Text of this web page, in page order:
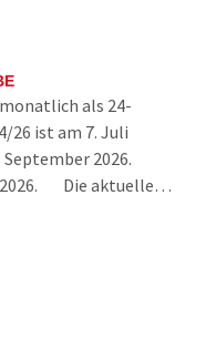
als 24-
26 ist am 7. Juli
2026.
2026. Die aktuelle…